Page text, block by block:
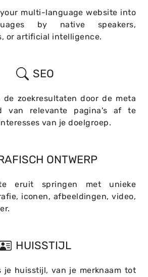
multi-language website into
by native speakers,
or artificial intelligence.
SEO
de zoekresultaten door de meta
van relevante pagina's af te
van je doelgroep.
ONTWERP
eruit springen met unieke
iconen, afbeeldingen, video,
HUISSTIJL
je huisstijl, van je merknaam tot